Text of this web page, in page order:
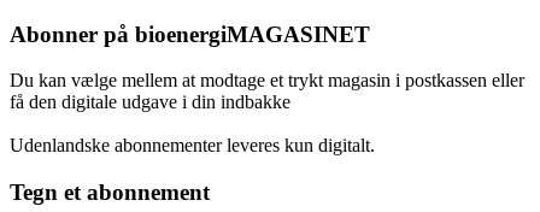
Abonner på bioenergiMAGASINET
Du kan vælge mellem at modtage et trykt magasin i postkassen eller
få den digitale udgave i din indbakke
Udenlandske abonnementer leveres kun digitalt.
Tegn et abonnement